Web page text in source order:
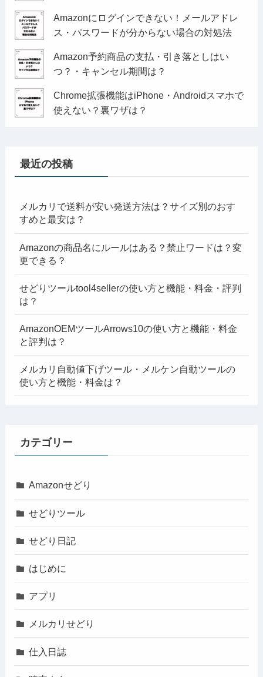
Amazonにログインできない！メールアドレ
ス・パスワードが分からない場合の対処法
Amazon予約商品の支払・引き落としはい
つ？・キャンセル期間は？
Chrome拡張機能はiPhone・Androidスマホで
使えない？裏ワザは？
最近の投稿
メルカリで送料が安い発送方法は？サイズ別のおす
すめと最安は？
Amazonの商品名にルールはある？禁止ワードは？変
更できる？
せどりツールtool4sellerの使い方と機能・料金・評判
は？
AmazonOEMツールArrows10の使い方と機能・料金
と評判は？
メルカリ自動値下げツール・メルケン自動ツールの
使い方と機能・料金は？
カテゴリー
Amazonせどり
せどりツール
せどり日記
はじめに
アプリ
メルカリせどり
仕入日誌